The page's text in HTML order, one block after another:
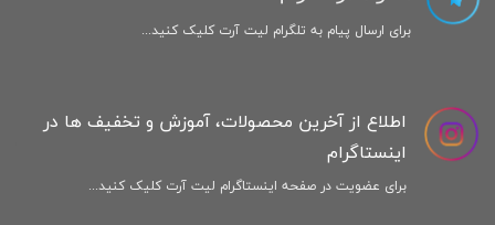
برای ارسال پیام به تلگرام لیت آرت کلیک کنید...
اطلاع از آخرین محصولات، آموزش و تخفیف ها در
اینستاگرام
برای عضویت در صفحه اینستاگرام لیت آرت کلیک کنید...